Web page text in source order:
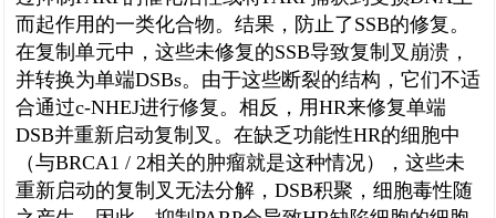
而起作用的一类化合物。结果，防止了SSB的修复。
在复制单元中，这些未修复的SSB导致复制叉崩溃，
并转换为单端DSBs。由于这些断裂的结构，它们不适
合通过c-NHEJ进行修复。相反，用HR来修复单端
DSB并重新启动复制叉。在缺乏功能性HR的细胞中
（与BRCA1 / 2相关的肿瘤就是这种情况），这些未
重新启动的复制叉无法分解，DSB积聚，细胞毒性随